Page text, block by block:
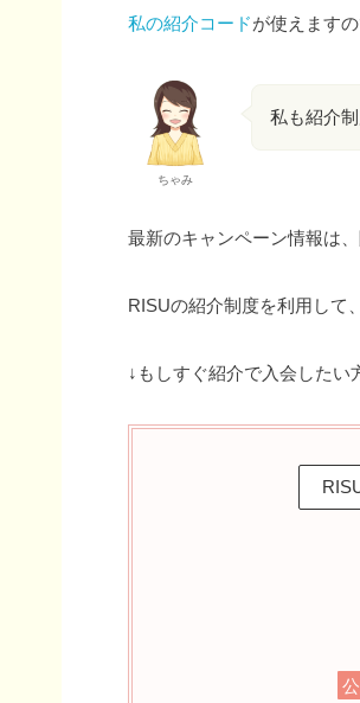
私の紹介コードが使えます
ちゃみ
私も紹介
最新のキャンペーン情報は
RISUの紹介制度を利用して
↓もしすぐ紹介で入会したい